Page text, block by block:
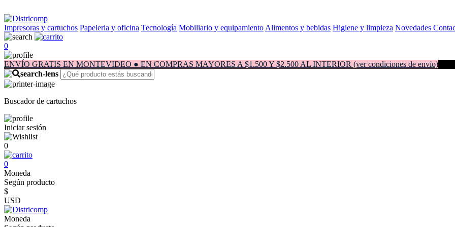
Impresoras y cartuchos Papeleria y oficina Tecnología Mobiliario y equipamiento Alimentos y bebidas Higiene y limpieza Novedades
0
ENVÍO GRATIS EN MONTEVIDEO ● EN COMPRAS MAYORES A $1.500 Y $2.500 AL INTERIOR (ver condiciones de envío)
Buscador de cartuchos
Iniciar sesión
0
0
Moneda
Según producto
$
USD
Moneda